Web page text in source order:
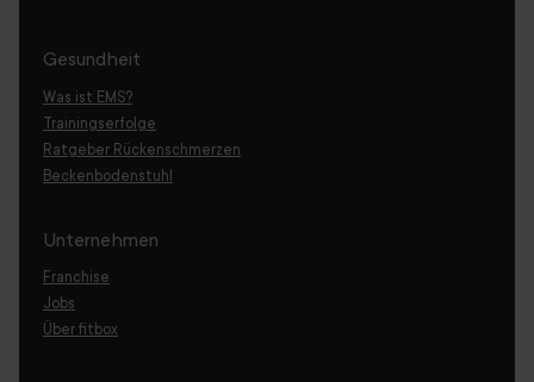
Gesundheit
Was ist EMS?
Trainingserfolge
Ratgeber Rückenschmerzen
Beckenbodenstuhl
Unternehmen
Franchise
Jobs
Über fitbox